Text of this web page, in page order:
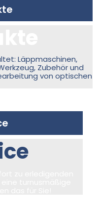
Läppmaschinen,
Zubehör und
von optischen